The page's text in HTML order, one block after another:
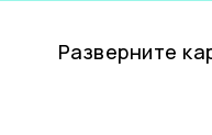
Разверните